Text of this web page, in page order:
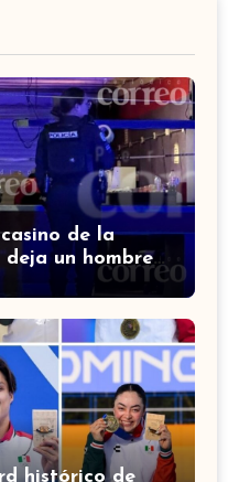
de la
un hombre
histórico de